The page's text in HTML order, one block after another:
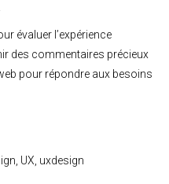
évaluer l’expérience
des commentaires précieux
pour répondre aux besoins
, UX, uxdesign